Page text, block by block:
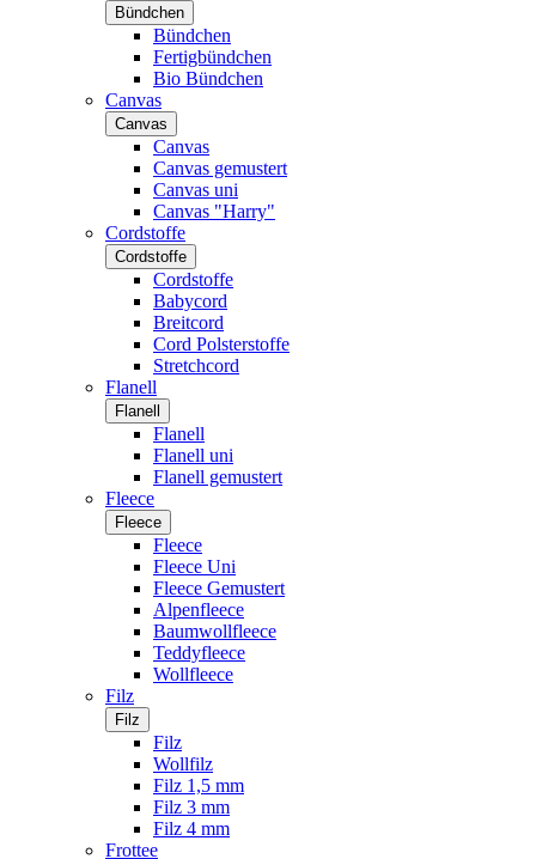
Bündchen
Bündchen
Fertigbündchen
Bio Bündchen
Canvas
Canvas
Canvas
Canvas gemustert
Canvas uni
Canvas "Harry"
Cordstoffe
Cordstoffe
Cordstoffe
Babycord
Breitcord
Cord Polsterstoffe
Stretchcord
Flanell
Flanell
Flanell
Flanell uni
Flanell gemustert
Fleece
Fleece
Fleece
Fleece Uni
Fleece Gemustert
Alpenfleece
Baumwollfleece
Teddyfleece
Wollfleece
Filz
Filz
Filz
Wollfilz
Filz 1,5 mm
Filz 3 mm
Filz 4 mm
Frottee